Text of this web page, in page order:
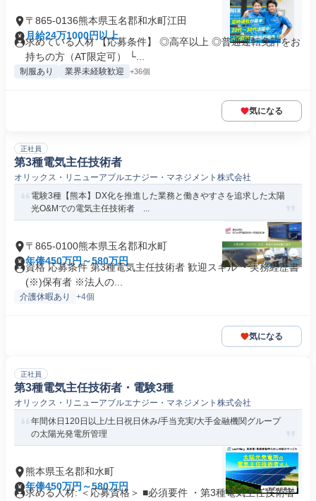
〒865-0136熊本県玉名郡和水町江田
月給24万1000円以上
求めている人材 【応募条件】 ◎高卒以上 ◎普通運転免許をお
持ちの方（AT限定可） └...
制服あり 業界未経験歓迎 +36個
気になる
正社員
第3種電気主任技術者
オリックス・リニューアブルエナジー・マネジメント株式会社
電験3種【熊本】DX化を推進した業務と働きやすさを追求した太陽
光O&Mでの電気主任技術者 ...
〒865-0100熊本県玉名郡和水町
年俸450万円～580万円
資格 応募条件 第3種電気主任技術者 歓迎スキル ・実務経歴書
(※)保有者 ※法人の...
介護休暇あり +4個
気になる
正社員
第3種電気主任技術者・電験3種
オリックス・リニューアブルエナジー・マネジメント株式会社
年間休日120日以上/土日祝日休み/手当充実/大手金融機関グループ
の太陽光発電所管理
熊本県玉名郡和水町
年俸450万円～580万円
求める人材: ＜応募資格＞ ■必須要件 ・第3種電気主任技術者